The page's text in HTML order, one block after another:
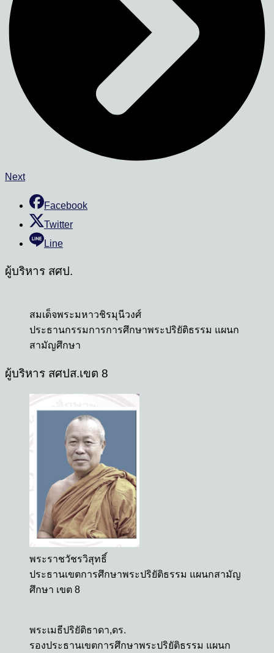
Next
Facebook
Twitter
Line
ผู้บริหาร สศป.
สมเด็จพระมหาวชิรมุนีวงศ์
ประธานกรรมการการศึกษาพระปริยัติธรรม แผนก
สามัญศึกษา
ผู้บริหาร สศปส.เขต 8
พระราชวัชรวิสุทธิ์
ประธานเขตการศึกษาพระปริยัติธรรม แผนกสามัญ
ศึกษา เขต 8
พระเมธีปริยัติธาดา,ดร.
รองประธานเขตการศึกษาพระปริยัติธรรม แผนก